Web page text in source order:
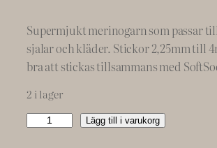
Supermjukt merinogarn som passar
sjalar och kläder. Stickor 2,25mm till
bra att stickas tillsammans med
2 i lager
Lägg till i varukorg